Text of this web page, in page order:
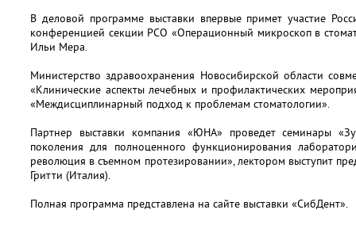
В деловой программе выставки впервые примет участие
конференцией секции РСО «Операционный микроскоп в
Ильи Мера.
Министерство здравоохранения Новосибирской области
«Клинические аспекты лечебных и профилактических
«Междисциплинарный подход к проблемам стоматологии».
Партнер выставки компания «ЮНА» проведет семинары
поколения для полноценного функционирования
революция в съемном протезировании», лектором выступит
Гритти (Италия).
Полная программа представлена на сайте выставки «СибДент».